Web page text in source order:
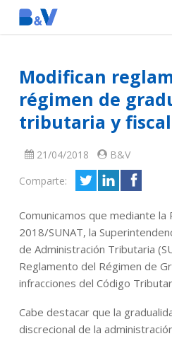
Skip
contentModifican
régimen de
tributaria y fiscal
21/04/2018
B&V
Comparte:
Comunicamos que mediante la
2018/SUNAT, la
de Administración Tributaria
Reglamento del Régimen de
infracciones del Código
Cabe destacar que la
discrecional de la